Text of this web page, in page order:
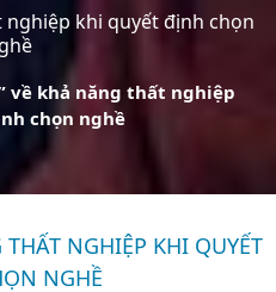
nghiệp khi quyết định chọn
về khả năng thất nghiệp
chọn nghề
NGHIỆP KHI QUYẾT
NGHỀ